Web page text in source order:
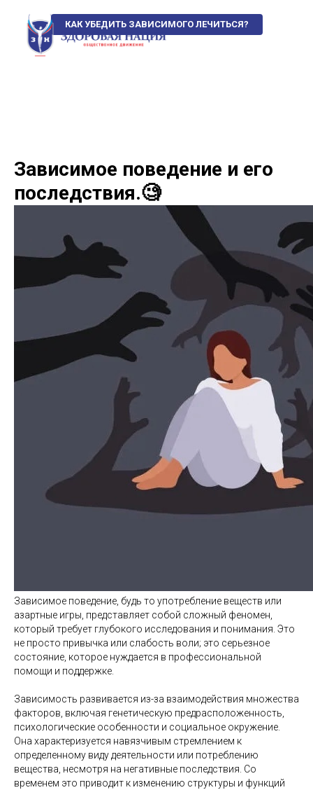
КАК УБЕДИТЬ ЗАВИСИМОГО ЛЕЧИТЬСЯ?
Зависимое поведение и его
последствия.🧐
Зависимое поведение, будь то употребление веществ или
азартные игры, представляет собой сложный феномен,
который требует глубокого исследования и понимания. Это
не просто привычка или слабость воли; это серьезное
состояние, которое нуждается в профессиональной
помощи и поддержке.
Зависимость развивается из-за взаимодействия множества
факторов, включая генетическую предрасположенность,
психологические особенности и социальное окружение.
Она характеризуется навязчивым стремлением к
определенному виду деятельности или потреблению
вещества, несмотря на негативные последствия. Со
временем это приводит к изменению структуры и функций